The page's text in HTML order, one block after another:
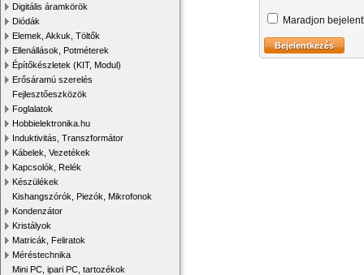
Digitális áramkörök
Diódák
Elemek, Akkuk, Töltők
Ellenállások, Potméterek
Építőkészletek (KIT, Modul)
Erősáramú szerelés
Fejlesztőeszközök
Foglalatok
Hobbielektronika.hu
Induktivitás, Transzformátor
Kábelek, Vezetékek
Kapcsolók, Relék
Készülékek
Kishangszórók, Piezók, Mikrofonok
Kondenzátor
Kristályok
Matricák, Feliratok
Méréstechnika
Mini PC, ipari PC, tartozékok
Maradjon